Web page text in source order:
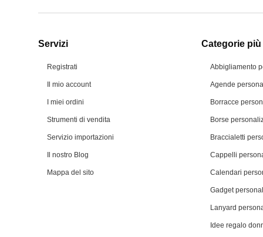
Servizi
Registrati
Il mio account
I miei ordini
Strumenti di vendita
Servizio importazioni
Il nostro Blog
Mappa del sito
Categorie
Abbigliamento
Agende
Borracce
Borse
Braccialetti
Cappelli
Calendari
Gadget
Lanyard
Idee regalo